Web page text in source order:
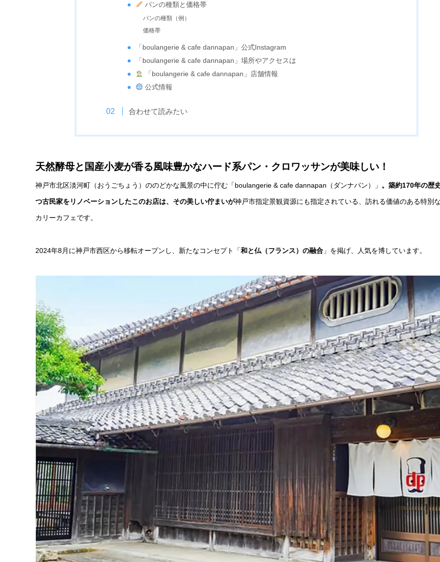
パンの種類と価格帯
パンの種類（例）
価格帯
「boulangerie & cafe dannapan」公式Instagram
「boulangerie & cafe dannapan」場所やアクセスは
「boulangerie & cafe dannapan」店舗情報
公式情報
合わせて読みたい
天然酵母と国産小麦が香る風味豊かなハード系パン・クロワッサンが美味しい！
神戸市北区淡河町（おうごちょう）ののどかな風景の中に佇む「boulangerie & cafe dannapan（ダンナパン）」 。築約170年の歴
つ古民家をリノベーションしたこのお店は、その美しい佇まいが神戸市指定景観資源にも指定されている、訪れる価値のある特別
カリーカフェです。
2024年8月に神戸市西区から移転オープンし、新たなコンセプト「和と仏（フランス）の融合 」を掲げ、人気を博しています。